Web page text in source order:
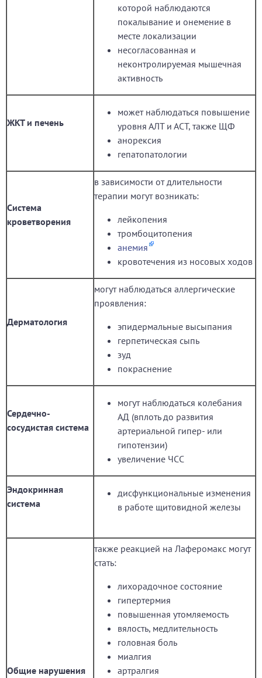
которой наблюдаются
покалывание и онемение в
месте локализации
несогласованная и
неконтролируемая мышечная
активность
ЖКТ и печень
может наблюдаться повышение
уровня АЛТ и АСТ, также ЩФ
анорексия
гепатопатологии
Система
кроветворения
в зависимости от длительности
терапии могут возникать:
лейкопения
тромбоцитопения
анемия
кровотечения из носовых ходов
Дерматология
могут наблюдаться аллергические
проявления:
эпидермальные высыпания
герпетическая сыпь
зуд
покраснение
Сердечно-
сосудистая система
могут наблюдаться колебания
АД (вплоть до развития
артериальной гипер- или
гипотензии)
увеличение ЧСС
Эндокринная
система
дисфункциональные изменения
в работе щитовидной железы
Общие нарушения
также реакцией на Лаферомакс могут
стать:
лихорадочное состояние
гипертермия
повышенная утомляемость
вялость, медлительность
головная боль
миалгия
артралгия